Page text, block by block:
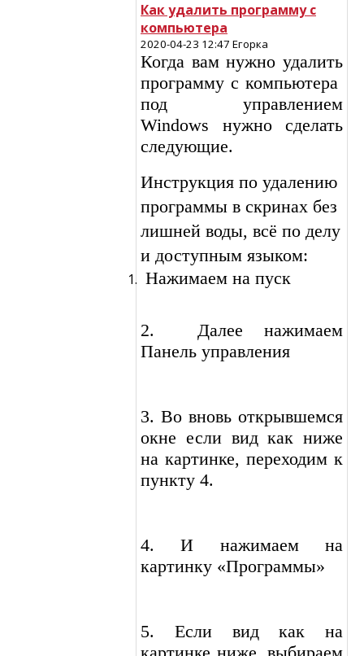
Как удалить программу с
компьютера
2020-04-23 12:47 Егорка
Когда вам нужно удалить
программу с компьютера
под управлением
Windows нужно сделать
следующие.
Инструкция по удалению
программы в скринах без
лишней воды, всё по делу
и доступным языком:
Нажимаем на пуск
2. Далее нажимаем
Панель управления
3. Во вновь открывшемся
окне если вид как ниже
на картинке, переходим к
пункту 4.
4. И нажимаем на
картинку «Программы»
5. Если вид как на